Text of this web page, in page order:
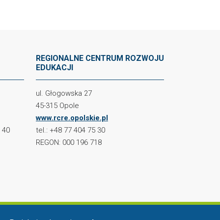
40
REGIONALNE CENTRUM ROZWOJU
EDUKACJI
ul. Głogowska 27
45-315 Opole
www.rcre.opolskie.pl
tel.: +48 77 404 75 30
REGON: 000 196 718